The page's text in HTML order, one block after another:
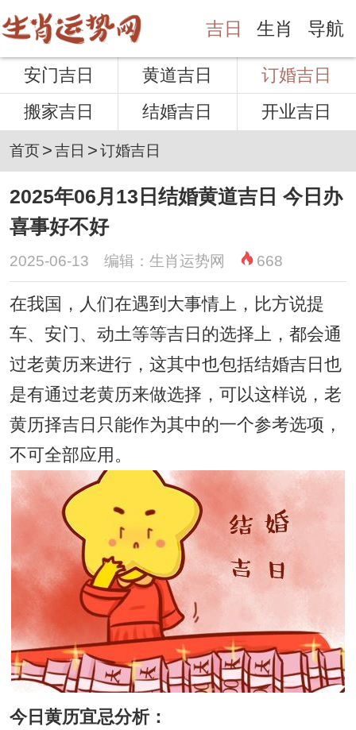
吉日 生肖 导航
安门吉日 黄道吉日
订婚吉日
搬家吉日
结婚吉日 开业吉日
首页>吉日 >订婚吉日
2025年06月13日结婚黄道吉日 今日办
喜事好不好
2025-06-13 编辑：生肖运势网 668
在我国，人们在遇到大事情上，比方说提
车、安门、动土等等吉日的选择上，都会通
过老黄历来进行，这其中也包括结婚吉日也
是有通过老黄历来做选择，可以这样说，老
黄历择吉日只能作为其中的一个参考选项，
不可全部应用。
今日黄历宜忌分析：